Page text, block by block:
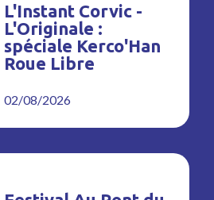
L'Instant Corvic -
L'Originale :
spéciale Kerco'Han
Roue Libre
02/08/2026